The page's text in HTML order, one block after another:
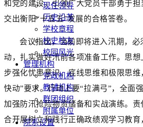
现任领导
历史沿革
学校章程
校史校友
校园风光
管理机构
党政机构
教辅机构
群团组织
附属单位
院系设置
和党的建设，引领广大党员干部勇于
交出衡阳“十五五”发展的合格答卷。
会议指出，当前即将进入汛期，
动，扎实做好汛前各项准备工作。思想
步强化忧患意识、底线思维和极限思维
快动”要求。行动上要“拉满弓”，全面
加强防汛抢险物资储备和实战演练。责
合开展树立和践行正确政绩观学习教